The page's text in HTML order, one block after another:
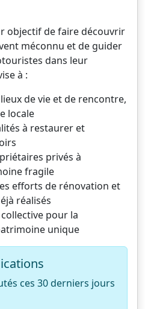
objectif de faire découvrir
méconnu et de guider
dans leur
à :
de vie et de rencontre,
locale
à restaurer et
privés à
fragile
efforts de rénovation et
réalisés
pour la
unique
ces 30 derniers jours